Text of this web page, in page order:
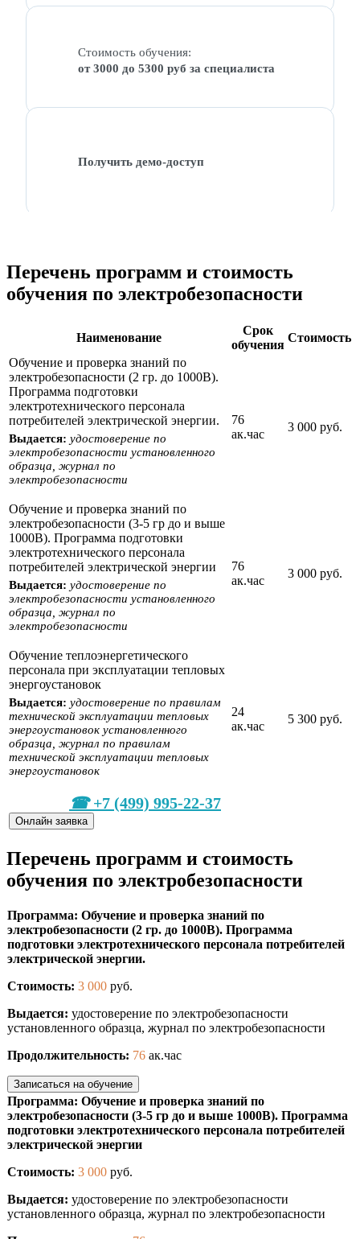
Стоимость обучения:
от 3000 до 5300 руб за специалиста
Получить демо-доступ
Перечень программ и стоимость
обучения по электробезопасности
Наименование
Срок
обучения
Стоимость
Обучение и проверка знаний по
электробезопасности (2 гр. до 1000В).
Программа подготовки
электротехнического персонала
потребителей электрической энергии.
Выдается: удостоверение по
электробезопасности установленного
образца, журнал по
электробезопасности
76
ак.час
3 000 руб.
Обучение и проверка знаний по
электробезопасности (3-5 гр до и выше
1000В). Программа подготовки
электротехнического персонала
потребителей электрической энергии
Выдается: удостоверение по
электробезопасности установленного
образца, журнал по
электробезопасности
76
ак.час
3 000 руб.
Обучение теплоэнергетического
персонала при эксплуатации тепловых
энергоустановок
Выдается: удостоверение по правилам
технической эксплуатации тепловых
энергоустановок установленного
образца, журнал по правилам
технической эксплуатации тепловых
энергоустановок
24
ак.час
5 300 руб.
+7 (499) 995-22-37
Онлайн заявка
Перечень программ и стоимость
обучения по электробезопасности
Программа: Обучение и проверка знаний по
электробезопасности (2 гр. до 1000В). Программа
подготовки электротехнического персонала потребителей
электрической энергии.
Стоимость: 3 000 руб.
Выдается: удостоверение по электробезопасности
установленного образца, журнал по электробезопасности
Продолжительность: 76 ак.час
Записаться на обучение
Программа: Обучение и проверка знаний по
электробезопасности (3-5 гр до и выше 1000В). Программа
подготовки электротехнического персонала потребителей
электрической энергии
Стоимость: 3 000 руб.
Выдается: удостоверение по электробезопасности
установленного образца, журнал по электробезопасности